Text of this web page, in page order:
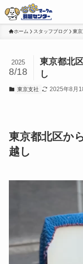
ホーム スタッフブログ 東
東京都北
し
2025
8/18
東京支社 2025年8月
東京都北区か
越し